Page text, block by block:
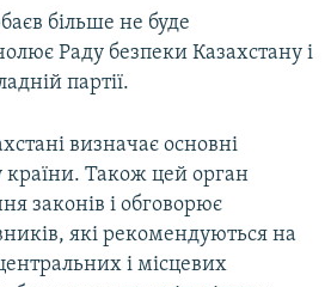
більше не буде
Раду безпеки Казахстану і
партії.
визначає основні
Також цей орган
законів і обговорює
які рекомендуються на
і місцевих